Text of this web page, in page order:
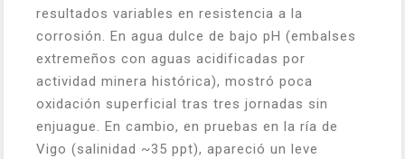
resultados variables en resistencia a la
corrosión. En agua dulce de bajo pH (embalses
extremeños con aguas acidificadas por
actividad minera histórica), mostró poca
oxidación superficial tras tres jornadas sin
enjuague. En cambio, en pruebas en la ría de
Vigo (salinidad ~35 ppt), apareció un leve